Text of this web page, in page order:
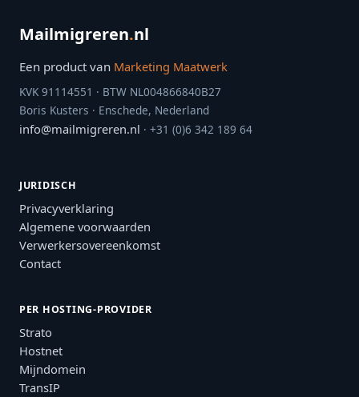
Mailmigreren.nl
Een product van Marketing Maatwerk
KVK 91114551 · BTW NL004866840B27
Boris Kusters · Enschede, Nederland
info@mailmigreren.nl · +31 (0)6 342 189 64
JURIDISCH
Privacyverklaring
Algemene voorwaarden
Verwerkersovereenkomst
Contact
PER HOSTING-PROVIDER
Strato
Hostnet
Mijndomein
TransIP